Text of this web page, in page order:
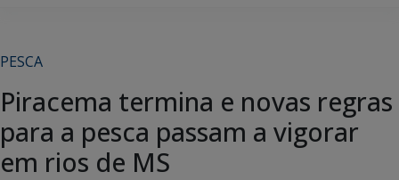
PESCA
Piracema termina e novas regras
para a pesca passam a vigorar
em rios de MS